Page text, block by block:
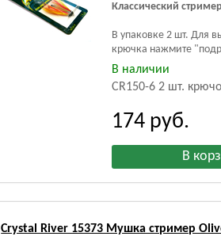
Классический
В упаковке 2 шт. Для
крючка нажмите
В наличии
СR150-6 2 шт.
174 руб.
Crystal River 15373 Мушка стример